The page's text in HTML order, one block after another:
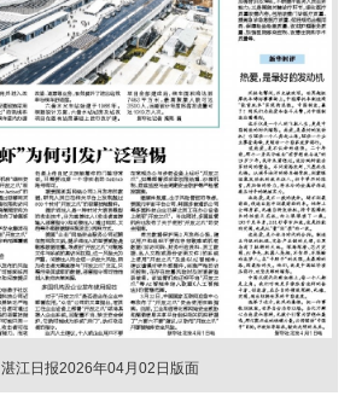
湛江日报2026年04月02日版面